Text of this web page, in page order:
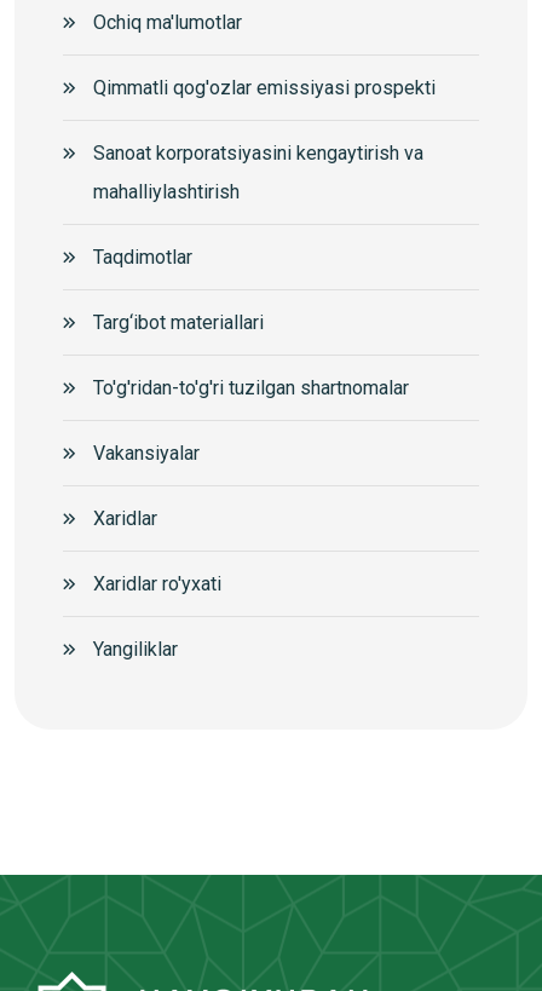
Ochiq ma'lumotlar
Qimmatli qog'ozlar emissiyasi prospekti
Sanoat korporatsiyasini kengaytirish va
mahalliylashtirish
Taqdimotlar
Targ‘ibot materiallari
To'g'ridan-to'g'ri tuzilgan shartnomalar
Vakansiyalar
Xaridlar
Xaridlar ro'yxati
Yangiliklar